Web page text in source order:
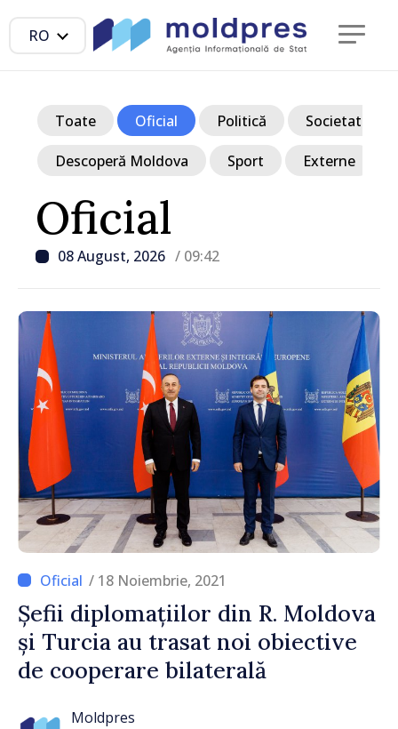
RO
Oficial
08 August, 2026 / 09:42
Toate Oficial Politică Societate
Descoperă Moldova Sport Externe
/ 18 Noiembrie, 2021
Șefii diplomațiilor din R. Moldova
și Turcia au trasat noi obiective
de cooperare bilaterală
Moldpres